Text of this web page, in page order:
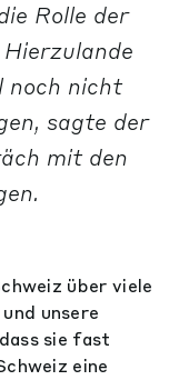
Rolle der
noch nicht
sagte der
mit den
über viele
unsere
sie fast
eine